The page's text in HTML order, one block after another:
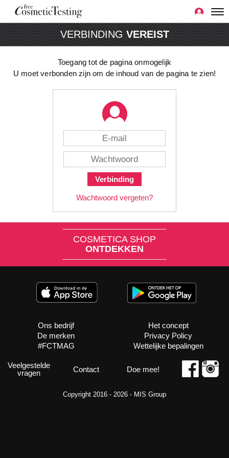
VERBINDINGVEREIST
Toegang tot de pagina onmogelijk
U moet verbonden zijn om de inhoud van de pagina te zien!
Verbinding
Wachtwoord vergeten?
COSMETICA SHOP
ONTDEKKEN
Ons bedrijf
De merken
#FCTMAG
Het concept
Privacy Policy
Wettelijke bepalingen
Veelgestelde
vragen
Contact Doe mee!
Copyright 2016 - 2026 - MIS Group